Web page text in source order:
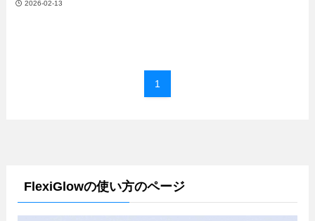
2026-02-13
1
FlexiGlowの使い方のページ